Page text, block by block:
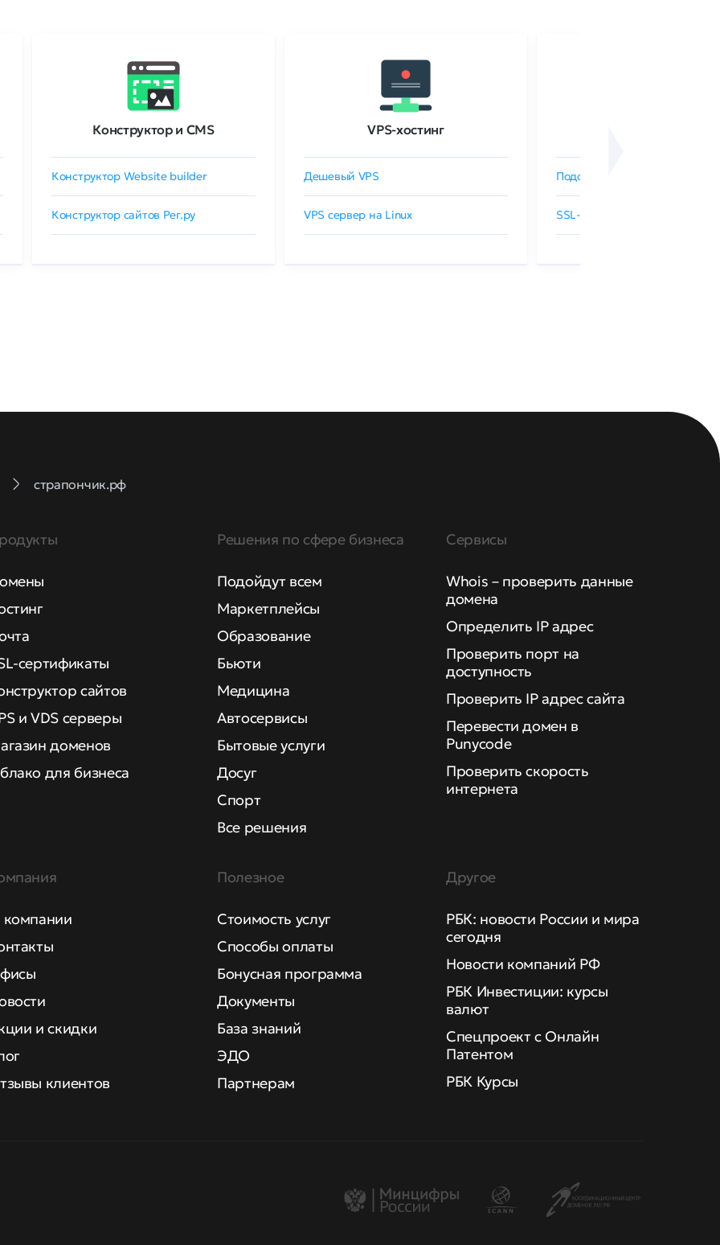
Конструктор и CMS
Конструктор Website builder
Конструктор сайтов Рег.ру
VPS-хостинг
Дешевый VPS
VPS сервер на Linux
Подобрать SSL-сертификат
SSL-сертификаты GlobalSign
страпончик.рф
сертификаты
сайтов
и VDS серверы
доменов
для бизнеса
Решения по сфере бизнеса
Подойдут всем
Маркетплейсы
Образование
Бьюти
Медицина
Автосервисы
Бытовые услуги
Досуг
Спорт
Все решения
Сервисы
Whois – проверить данные
домена
Определить IP адрес
Проверить порт на
доступность
Проверить IP адрес сайта
Перевести домен в
Punycode
Проверить скорость
интернета
и скидки
клиентов
Полезное
Стоимость услуг
Способы оплаты
Бонусная программа
Документы
База знаний
ЭДО
Партнерам
Другое
РБК: новости России и мира
сегодня
Новости компаний РФ
РБК Инвестиции: курсы
валют
Спецпроект с Онлайн
Патентом
РБК Курсы